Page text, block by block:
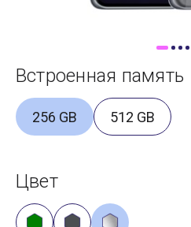
Встроенная память
256 GB 512 GB
Цвет